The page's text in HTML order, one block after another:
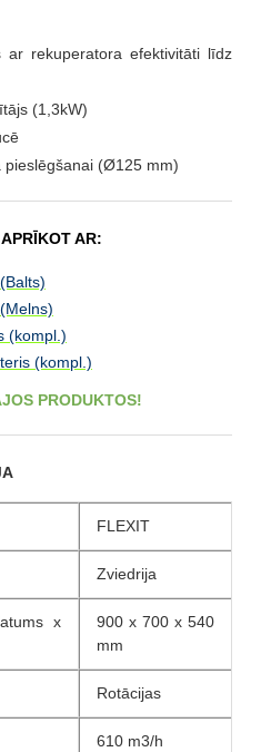
ar rekuperatora efektivitāti līdz
(1,3kW)
pieslēgšanai (Ø125 mm)
AR:
(kompl.)
(kompl.)
PRODUKTOS!
FLEXIT
Zviedrija
x
900 x 700 x 540
mm
Rotācijas
610 m3/h